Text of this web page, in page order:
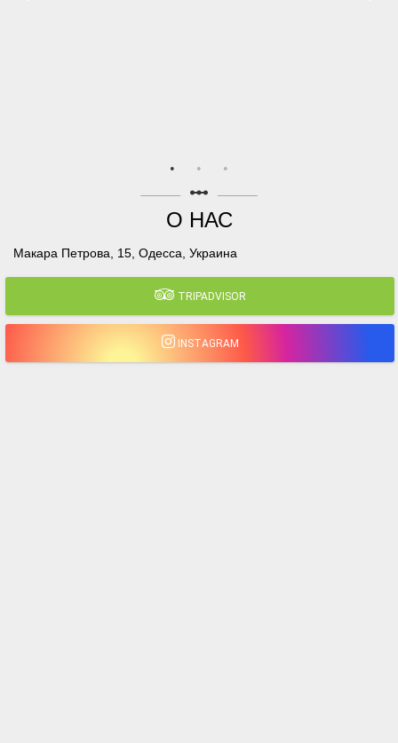
linear_scale
О НАС
Макара Петрова, 15, Одесса, Украина
TRIPADVISOR
INSTAGRAM